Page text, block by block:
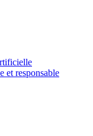
et responsable